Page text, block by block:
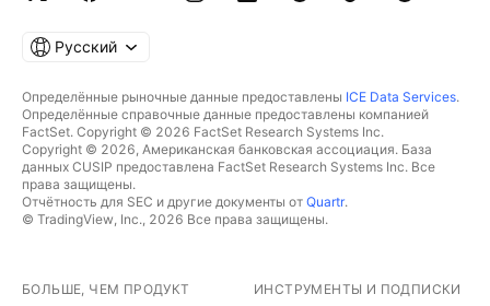
Русский
Определённые рыночные данные предоставлены ICE Data Services.
Определённые справочные данные предоставлены компанией
FactSet. Copyright © 2026 FactSet Research Systems Inc.
Copyright © 2026, Американская банковская ассоциация. База
данных CUSIP предоставлена FactSet Research Systems Inc. Все
права защищены.
Отчётность для SEC и другие документы от Quartr.
© TradingView, Inc., 2026 Все права защищены.
БОЛЬШЕ, ЧЕМ ПРОДУКТ ИНСТРУМЕНТЫ И ПОДПИСКИ